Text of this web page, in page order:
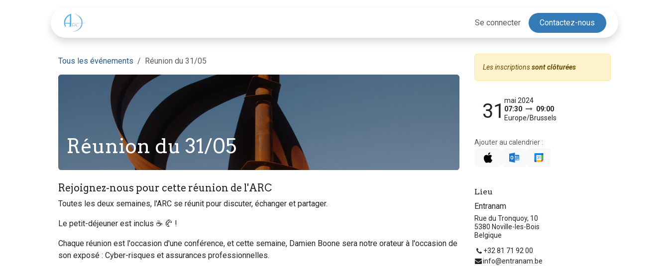
Se connecter Contactez-nous
Tous les événements Réunion du 31/05
Réunion du 31/05
Rejoignez-nous pour cette réunion de l'ARC
Toutes les deux semaines, l'ARC se réunit pour discuter, échanger et partager.
Le petit-déjeuner est inclus ☕ 🥐 !
Chaque réunion est l'occasion d'une conférence, et cette semaine, Damien Boone sera notre orateur à l'occasion de
son exposé : Cyber-risques et assurances professionnelles.
Les inscriptionssont clôturées
31 mai 2024
07:30
09:00
Europe/Brussels
Ajouter au calendrier :
Lieu
Entranam
Rue du Tronquoy, 10
5380 Noville-les-Bois
Belgique
+32 81 71 92 00
info@entranam.be